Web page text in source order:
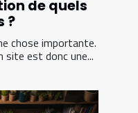
de quels
?
chose importante.
site est donc une...